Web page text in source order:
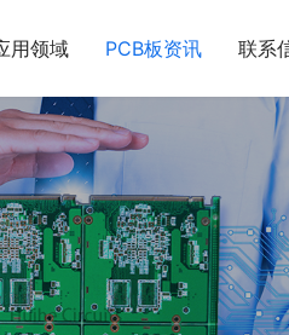
用领域 PCB板资讯 联系